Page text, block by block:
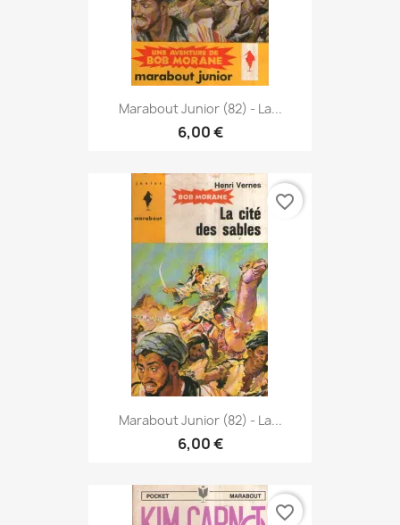
Marabout Junior (82) - La...
6,00 €
Marabout Junior (82) - La...
6,00 €
favorite_border
favorite_border